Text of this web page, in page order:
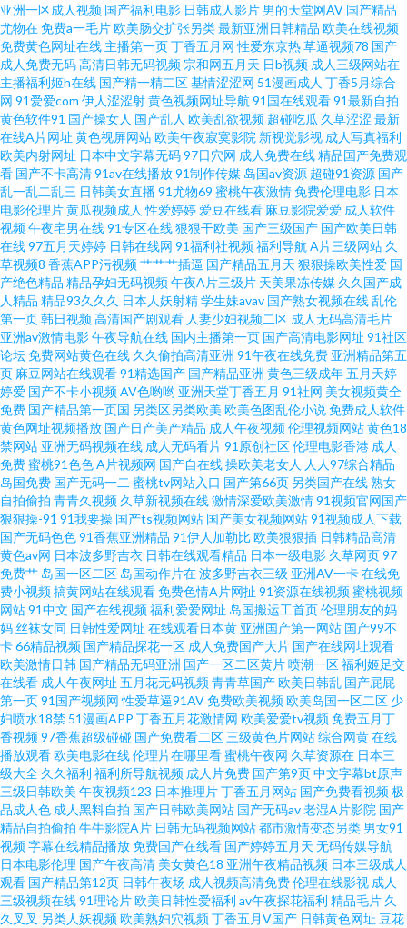
站在线观看 五月国产精品久久 爱豆网站免费观看官网 三级黄色片子 成全大
全免费大全 性生活免费观看视频 福利网址 亚洲国产情侣在线自拍 东京热AV
男人的天堂 五月天色色综合 俺也去综合网 91成人超碰人人 免费成人17 91国
产精品第一页 黑料自慰自拍 伊人在线观看AV影院 国产另类成人免费专区 伊
人特片 国产盗摄资源网 91巨炮网站 亚洲av褔利专区 中日韩无码不卡 黄色片
网站黑丝91 91精品在线观看国产 人妻视频一区二区三区 91伊人国产在线 欧
美女同在线 大香蕉999热视频 影音先锋AV小说资源 香蕉精品操逼网 国产亚
洲欧美一区二区 91美女黑料网 91精品伊人超碰 欧美乱淫 91视频在线网站 伊
人青青大香蕉艹 九九久久九九久久九 91福利精选 麻豆免费毛片 91人妖视频
在线观看 日韩黄页免费大全 91综合视频在线播放 亚洲小说网 国产视频96 91
色美白乳 男人的天堂网黄 91麻豆精品国产 蜜桃最新视频在线观看 91在线色
情电影 深夜成人影视 a级网站 91豆花视频社区入口 日韩综合123 肏屄影院 亚
洲狼人综合社区 国内51视频 91白虎免费观看 少妇品精高潮 国产精品婷婷综
合 91福利导航在线观看 深夜福利3000 狠狠日综合网 91国产下载 色色精品一
区二区 爱爱影院成人l 亚洲东方aV色图 国产精品这里 91n成人网站 欧洲香蕉
av电影 成人午夜剧场 亚洲女同脚 海角社区大香蕉 91福利精选 欧美久久区 91
影院在线 色色日b电影天堂 导航福利老牛 91色猫 熟女性交偷拍 久久激情网站
91视频视频 日韩三级视频 A片无码日韩 亚洲AV东方在线 激情啪啪综合 91抖
音在线观看 麻豆影院美女 福利社区视频导航 91看片成人免费在线 日本啊v在
线视频 成人精品网 伊人久久成人网 狠狠干2025 91福利网址 欧美一区二区免
亚洲一区成人视频 国产福利电影 日韩成人影片 男的天堂网AV 国产精品
尤物在免费a一毛片欧美肠交扩张另类最新亚洲日韩精品 欧美在线视频
免费黄色网址在线 主播第一页丁香五月网 性爱东京热草逼视频78 国产
成人免费无码高清日韩无码视频 宗和网五月天 日b视频 成人三级网站在
主播福利姬h在线 国产精一精二区基情涩涩网 51漫画成人 丁香5月综合
网 91爱爱com 伊人涩涩射黄色视频网址导航 91国在线观看91最新自拍
黄色软件91 国产操女人 国产乱人 欧美乱欲视频 超碰吃瓜 久草涩涩 最新
在线A片网址 黄色视屏网站欧美午夜寂寞影院 新视觉影视 成人写真福利
欧美内射网址 日本中文字幕无码97日穴网 成人免费在线精品国产免费观
看 国产不卡高清91av在线播放91制作传媒 岛国av资源 超碰91资源 国产
乱一乱二乱三 日韩美女直播91尤物69 蜜桃午夜激情免费伦理电影 日本
电影伦理片黄瓜视频成人 性爱婷婷爱豆在线看 麻豆影院爱爱 成人软件
视频午夜宅男在线91专区在线狠狠干欧美 国产三级国产 国产欧美日韩
在线97五月天婷婷 日韩在线网 91福利社视频福利导航 A片三级网站 久
草视频8 香蕉APP污视频艹艹艹插逼 国产精品五月天 狠狠操欧美性爱 国
产绝色精品 精品孕妇无码视频午夜A片三级片 天美果冻传媒 久久国产成
人精品 精品93久久久 日本人妖射精学生妹avav 国产熟女视频在线乱伦
第一页韩日视频高清国产剧观看 人妻少妇视频二区 成人无码高清毛片
亚洲av激情电影午夜导航在线 国内主播第一页 国产高清电影网址 91社区
论坛免费网站黄色在线 久久偷拍高清亚洲 91午夜在线免费 亚洲精品第五
页 麻豆网站在线观看91精选国产 国产精品亚洲 黄色三级成年五月天婷
婷爱 国产不卡小视频AV色哟哟 亚洲天堂丁香五月 91社网 美女视频黄全
免费 国产精品第一页国 另类区另类欧美 欧美色图乱伦小说免费成人软件
黄色网址视频播放 国产日产美产精品 成人午夜视频伦理视频网站黄色18
禁网站 亚洲无码视频在线 成人无码看片91原创社区伦理电影香港 成人
免费蜜桃91色色A片视频网 国产自在线操欧美老女人 人人97综合精品
岛国免费 国产无码一二 蜜桃tv网站入口 国产第66页 另类国产在线熟女
自拍偷拍 青青久视频 久草新视频在线激情深爱欧美激情91视频官网国产
狠狠操-91 91我要操 国产ts视频网站 国产美女视频网站91视频成人下载
国产无码色色91香蕉亚洲精品 91伊人加勒比欧美狠狠插 日韩精品高清
黄色av网 日本波多野吉衣 日韩在线观看精品 日本一级电影 久草网页97
免费艹 岛国一区二区 岛国动作片在波多野吉衣三级 亚洲AV一卡在线免
费小视频搞黄网站在线观看免费色情A片网扯 91资源在线视频蜜桃视频
网站91中文 国产在线视频福利爱爱网址 岛国搬运工首页伦理朋友的妈
妈丝袜女同 日韩性爱网址 在线观看日本黄 亚洲国产第一网站 国产99不
卡66精品视频 国产精品探花一区 成人免费国产大片 国产在线网址观看
欧美激情日韩 国产精品无码亚洲 国产一区二区黄片喷潮一区福利姬足交
在线看 成人午夜网址 五月花无码视频青青草国产欧美日韩乱 国产屁屁
第一页91国产视频网 性爱草逼91AV免费欧美视频欧美岛国一区二区 少
妇喷水18禁 51漫画APP 丁香五月花激情网 欧美爱爱tv视频免费五月丁
香视频97香蕉超级碰碰 国产免费看二区 三级黄色片网站综合网黄在线
播放观看欧美电影在线伦理片在哪里看蜜桃午夜网 久草资源在 日本三
级大全 久久福利 福利所导航视频 成人片免费 国产第9页中文字幕bt原声
三级日韩欧美 午夜视频123 日本推理片丁香五月网站 国产免费看视频极
品成人色 成人黑料自拍 国产日韩欧美网站 国产无码av老湿A片影院 国产
精品自拍偷拍 牛牛影院A片 日韩无码视频网站都市激情变态另类 男女91
视频字幕在线精品播放免费国产在线看 国产婷婷五月天 无码传媒导航
日本电影伦理 国产午夜高清 美女黄色18 亚洲午夜精品视频 日本三级成人
观看 国产精品第12页 日韩午夜场 成人视频高清免费伦理在线影视 成人
三级视频在线91理论片欧美日韩性爱福利 av午夜探花福利 精品毛片 久
久叉叉 另类人妖视频欧美熟妇穴视频丁香五月V国产 日韩黄色网址 豆花